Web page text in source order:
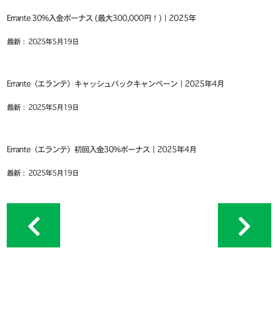
Errante 30%入金ボーナス (最大300,000円！)｜2025年
最新： 2025年5月19日
Errante（エランテ）キャッシュバックキャンペーン｜2025年4月
最新： 2025年5月19日
Errante（エランテ）初回入金30%ボーナス｜2025年4月
最新： 2025年5月19日